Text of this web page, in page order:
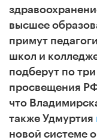
высшее
примут
школ и
подберут по
просвещения
что
также Удмуртия
новой системе